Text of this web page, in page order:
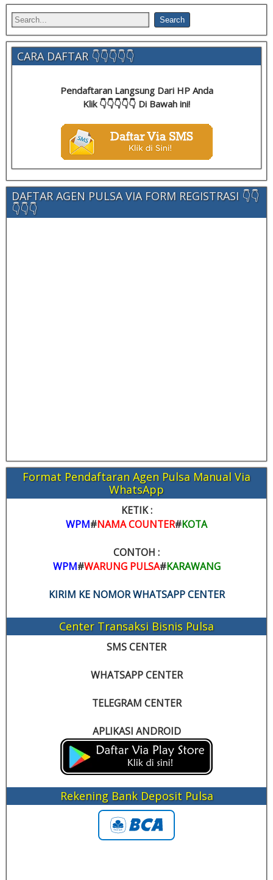
CARA DAFTAR 👇👇👇👇👇
Pendaftaran Langsung Dari HP Anda
Klik 👇👇👇👇👇 Di Bawah ini!
DAFTAR AGEN PULSA VIA FORM REGISTRASI 👇👇
👇👇👇
Format Pendaftaran Agen Pulsa Manual Via
WhatsApp
KETIK :
WPM#NAMA COUNTER#KOTA
CONTOH :
WPM#WARUNG PULSA#KARAWANG
KIRIM KE NOMOR WHATSAPP CENTER
Center Transaksi Bisnis Pulsa
SMS CENTER
WHATSAPP CENTER
TELEGRAM CENTER
APLIKASI ANDROID
Rekening Bank Deposit Pulsa